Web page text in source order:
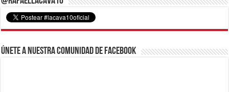
Únete a nuestra comunidad de Facebook